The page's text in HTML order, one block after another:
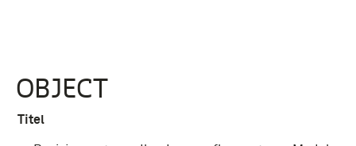
OBJECT
Titel